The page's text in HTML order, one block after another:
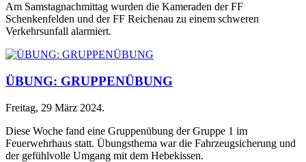
Am Samstagnachmittag wurden die Kameraden der FF
Schenkenfelden und der FF Reichenau zu einem schweren
Verkehrsunfall alarmiert.
ÜBUNG: GRUPPENÜBUNG
Freitag, 29 März 2024.
Diese Woche fand eine Gruppenübung der Gruppe 1 im
Feuerwehrhaus statt. Übungsthema war die Fahrzeugsicherung und
der gefühlvolle Umgang mit dem Hebekissen.